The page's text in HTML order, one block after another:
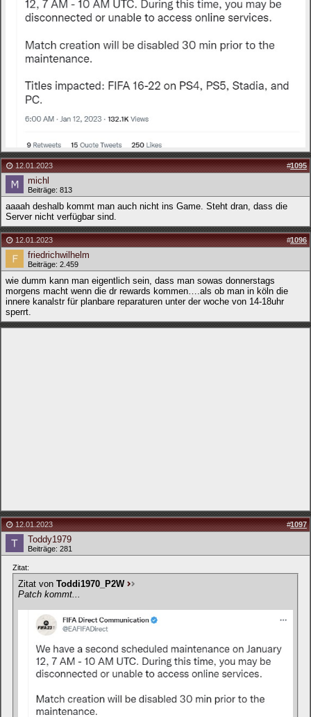
12.01.2023 #1095
michl
Beiträge: 813
aaaah deshalb kommt man auch nicht ins Game. Steht dran, dass die
Server nicht verfügbar sind.
12.01.2023 #1096
friedrichwilhelm
Beiträge: 2.459
wie dumm kann man eigentlich sein, dass man sowas donnerstags
morgens macht wenn die dr rewards kommen….als ob man in köln die
innere kanalstr für planbare reparaturen unter der woche von 14-18uhr
sperrt.
12.01.2023 #1097
Toddy1979
Beiträge: 281
Zitat:
Zitat von Toddi1970_P2W
Patch kommt...